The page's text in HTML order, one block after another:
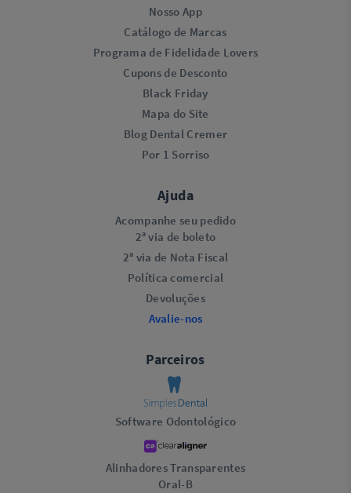
Nosso App
Catálogo de Marcas
Programa de Fidelidade Lovers​
Cupons de Desconto
Black Friday
Mapa do Site
Blog Dental Cremer
Por 1 Sorriso
Ajuda
Acompanhe seu pedido
2ª via de boleto
2ª via de Nota Fiscal
Política comercial
Devoluções
Avalie-nos
Parceiros
Software Odontológico
Alinhadores Transparentes
Oral-B